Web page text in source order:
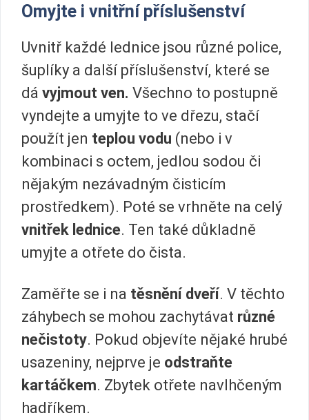
Omyjte i vnitřní příslušenství
Uvnitř každé lednice jsou různé police,
šuplíky a další příslušenství, které se
dá vyjmout ven. Všechno to postupně
vyndejte a umyjte to ve dřezu, stačí
použít jen teplou vodu (nebo i v
kombinaci s octem, jedlou sodou či
nějakým nezávadným čisticím
prostředkem). Poté se vrhněte na celý
vnitřek lednice. Ten také důkladně
umyjte a otřete do čista.
Zaměřte se i na těsnění dveří. V těchto
záhybech se mohou zachytávat různé
nečistoty. Pokud objevíte nějaké hrubé
usazeniny, nejprve je odstraňte
kartáčkem. Zbytek otřete navlhčeným
hadříkem.